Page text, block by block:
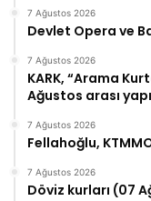
7 Ağustos 2026
Devlet Opera ve
7 Ağustos 2026
KARK, “Arama
Ağustos arası
7 Ağustos 2026
Fellahoğlu,
7 Ağustos 2026
Döviz kurları (07